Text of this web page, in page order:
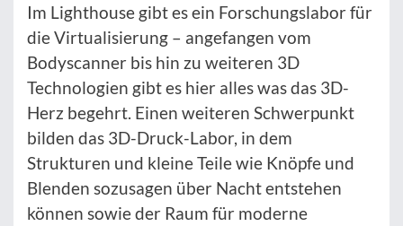
Im Lighthouse gibt es ein Forschungslabor für
die Virtualisierung – angefangen vom
Bodyscanner bis hin zu weiteren 3D
Technologien gibt es hier alles was das 3D-
Herz begehrt. Einen weiteren Schwerpunkt
bilden das 3D-Druck-Labor, in dem
Strukturen und kleine Teile wie Knöpfe und
Blenden sozusagen über Nacht entstehen
können sowie der Raum für moderne